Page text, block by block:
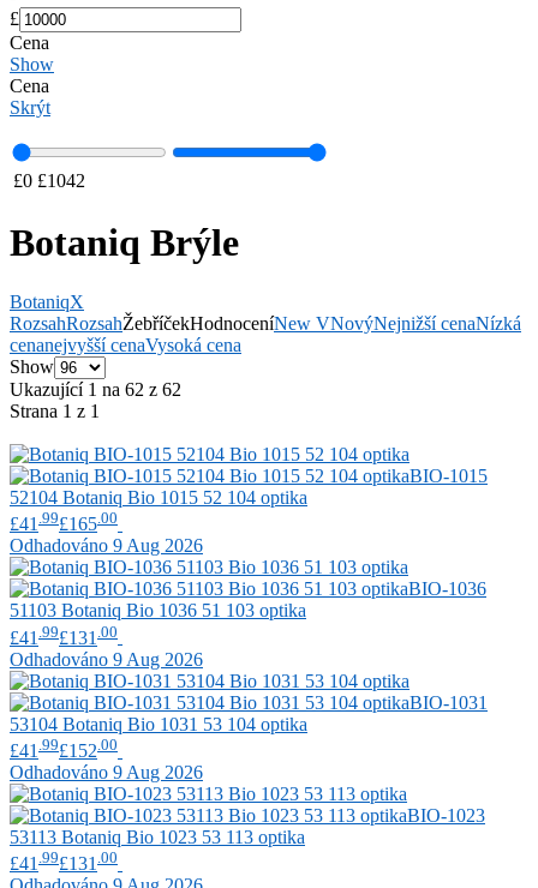
£
Cena
Show
Cena
Skrýt
£0 £1042
Botaniq Brýle
BotaniqX
RozsahRozsahŽebříčekHodnoceníNew VNovýNejnižší cenaNízká
cenanejvyšší cenaVysoká cena
Show
Ukazující 1 na 62 z 62
Strana 1 z 1
BIO-1015
52104 Botaniq Bio 1015 52 104 optika
£41 .99£165 .00
Odhadováno 9 Aug 2026
BIO-1036
51103 Botaniq Bio 1036 51 103 optika
£41 .99£131 .00
Odhadováno 9 Aug 2026
BIO-1031
53104 Botaniq Bio 1031 53 104 optika
£41 .99£152 .00
Odhadováno 9 Aug 2026
BIO-1023
53113 Botaniq Bio 1023 53 113 optika
£41 .99£131 .00